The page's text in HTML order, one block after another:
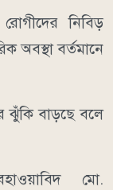
নিবিড়
অবস্থা বর্তমানে
ঝুঁকি বাড়ছে বলে
মো.